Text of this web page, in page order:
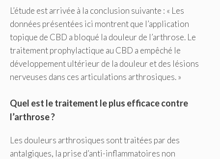
L’étude est arrivée à la conclusion suivante : « Les
données présentées ici montrent que l’application
topique de CBD a bloqué la douleur de l’arthrose. Le
traitement prophylactique au CBD a empêché le
développement ultérieur de la douleur et des lésions
nerveuses dans ces articulations arthrosiques. »
Quel est le traitement le plus efficace contre
l’arthrose ?
Les douleurs arthrosiques sont traitées par des
antalgiques, la prise d’anti-inflammatoires non